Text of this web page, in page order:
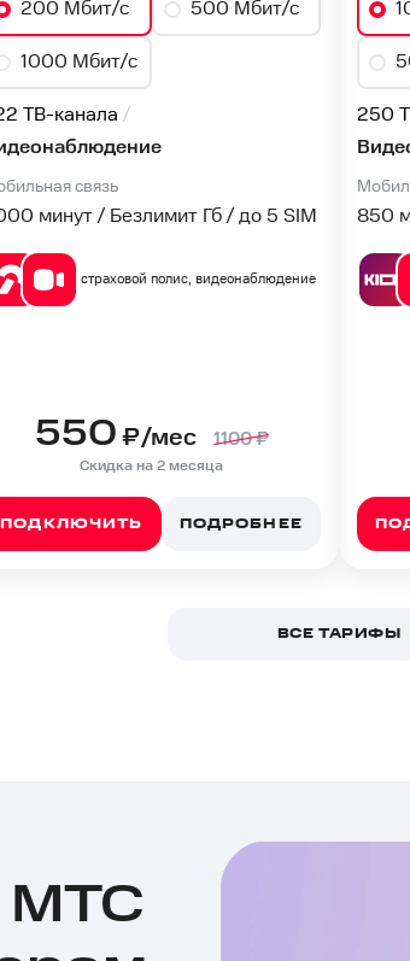
200 Мбит/с 500 Мбит/с
1000 Мбит/с
ТВ-канала
связь
минут / Безлимит Гб / до 5 SIM
страховой полис, видеонаблюдение
550 ₽/мес 1100₽
Скидка на 2 месяца
ПОДКЛЮЧИТЬ ПОДРОБНЕЕ
250
850
ВСЕ ТАРИФЫ
МТС